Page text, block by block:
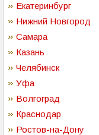
Екатеринбург
Нижний Новгород
Самара
Казань
Челябинск
Уфа
Волгоград
Краснодар
Ростов-на-Дону